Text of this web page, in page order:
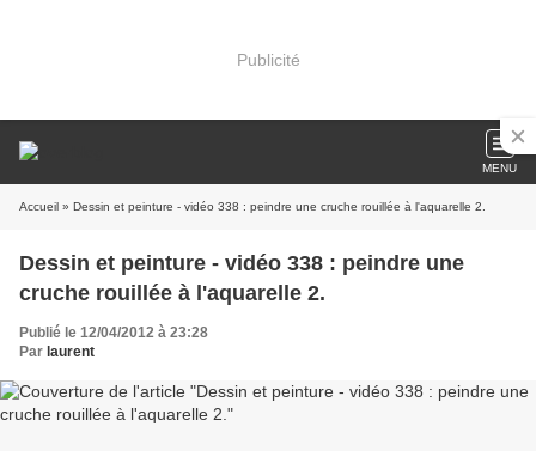
Publicité
MENU
Accueil » Dessin et peinture - vidéo 338 : peindre une cruche rouillée à l'aquarelle 2.
Dessin et peinture - vidéo 338 : peindre une
cruche rouillée à l'aquarelle 2.
Publié le 12/04/2012 à 23:28
Par laurent